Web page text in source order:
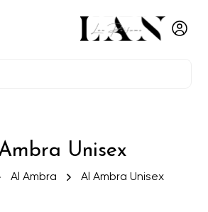
Unisex
Al Ambra Al Ambra Unisex